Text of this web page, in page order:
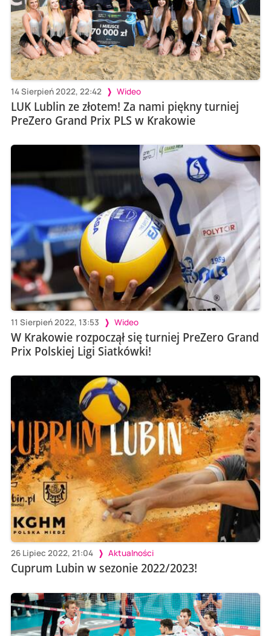
14 Sierpień 2022, 22:42 Wideo
LUK Lublin ze złotem! Za nami piękny turniej
PreZero Grand Prix PLS w Krakowie
11 Sierpień 2022, 13:53 Wideo
W Krakowie rozpoczął się turniej PreZero Grand
Prix Polskiej Ligi Siatkówki!
26 Lipiec 2022, 21:04 Aktualności
Cuprum Lubin w sezonie 2022/2023!